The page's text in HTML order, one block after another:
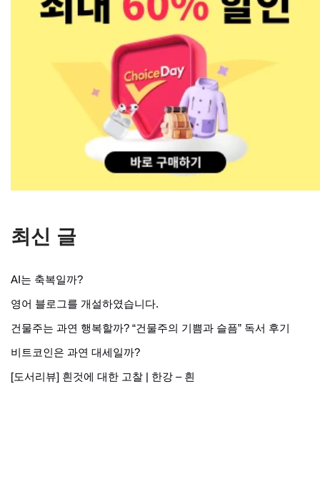
최신 글
AI는 축복일까?
영어 블로그를 개설하였습니다.
건물주는 과연 행복할까? “건물주의 기쁨과 슬픔” 독서 후기
비트코인은 과연 대세일까?
[도서리뷰] 흰것에 대한 고찰 | 한강 – 흰